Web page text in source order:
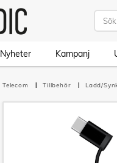
Nyheter Kampanj
Telecom Tillbehör Ladd/